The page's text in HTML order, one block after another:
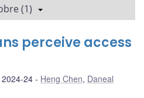
(1)
perceive access
24 Heng Chen, Daneal